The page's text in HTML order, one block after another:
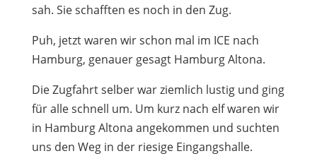
sah. Sie schafften es noch in den Zug.
Puh, jetzt waren wir schon mal im ICE nach
Hamburg, genauer gesagt Hamburg Altona.
Die Zugfahrt selber war ziemlich lustig und ging
für alle schnell um. Um kurz nach elf waren wir
in Hamburg Altona angekommen und suchten
uns den Weg in der riesige Eingangshalle.